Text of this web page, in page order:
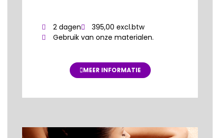
2 dagen
395,00 excl.btw
Gebruik van onze materialen.
MEER INFORMATIE